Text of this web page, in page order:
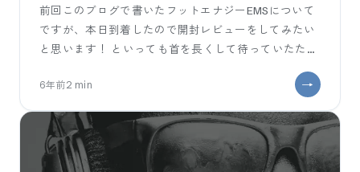
前回このブログで書いたフットエナジーEMSについて
ですが、本日到着したので開封レビューをしてみたい
と思います！ といっても首を長くして待っていたた
6年前2 min